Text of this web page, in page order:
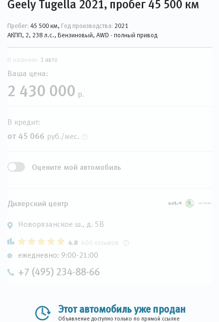
Geely Tugella 2021, пробег 45 500 км
Пробег: 45 500 км, Год производства: 2021
АКПП, 2, 238 л.с., Бензиновый, AWD - полный привод
В наличии: 1 авто
Ваша цена:
2 430 000 р.
В кредит:
от 45 066 руб./мес.
Оцените мой автомобиль
Дилерский центр
Новорязанское ш., д. 5В
4.8 600 отзывов
ежедневно: 9:00-21:00
+7 (495) 234-88-66
Этот автомобиль уже продан
Объявление доступно только по прямой ссылке